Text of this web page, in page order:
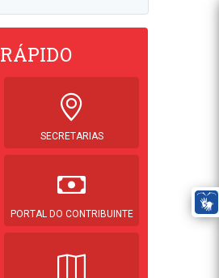
RÁPIDO
SECRETARIAS
PORTAL DO CONTRIBUINTE